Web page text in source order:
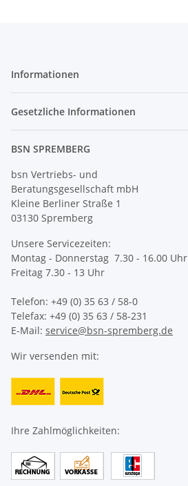
Informationen
Gesetzliche Informationen
BSN SPREMBERG
bsn Vertriebs- und
Beratungsgesellschaft mbH
Kleine Berliner Straße 1
03130 Spremberg
Unsere Servicezeiten:
Montag - Donnerstag 7.30 - 16.00 Uhr
Freitag 7.30 - 13 Uhr
Telefon: +49 (0) 35 63 / 58-0
Telefax: +49 (0) 35 63 / 58-231
E-Mail: service@bsn-spremberg.de
Wir versenden mit:
Ihre Zahlmöglichkeiten: